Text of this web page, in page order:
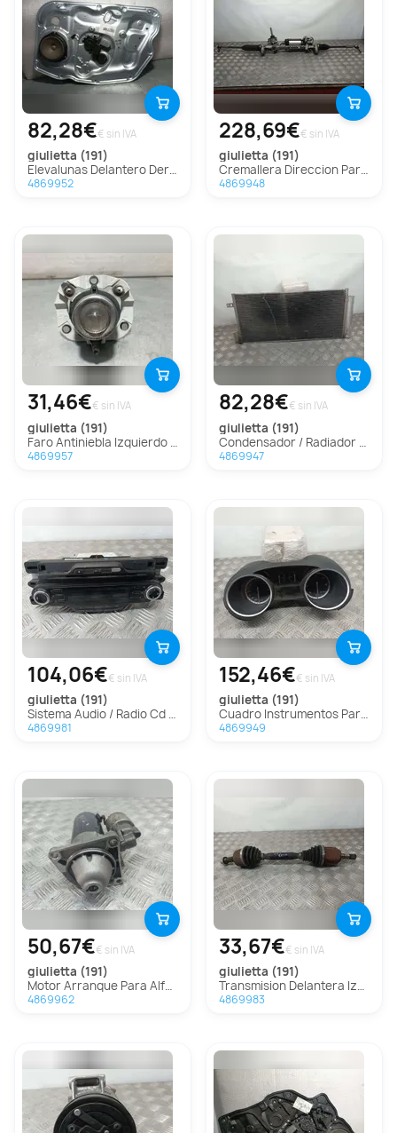
82,28€€ sin IVA
giulietta (191)
Elevalunas Delantero Derecho Para Alfa Romeo Giulietta
4869952
228,69€€ sin IVA
giulietta (191)
Cremallera Direccion Para Alfa Romeo Giulietta
4869948
31,46€€ sin IVA
giulietta (191)
Faro Antiniebla Izquierdo Para Alfa Romeo Giulietta
4869957
82,28€€ sin IVA
giulietta (191)
Condensador / Radiador Aire Acondicionado Para Alfa Romeo Giulietta
4869947
104,06€€ sin IVA
giulietta (191)
Sistema Audio / Radio Cd Para Alfa Romeo Giulietta
4869981
152,46€€ sin IVA
giulietta (191)
Cuadro Instrumentos Para Alfa Romeo Giulietta
4869949
50,67€€ sin IVA
giulietta (191)
Motor Arranque Para Alfa Romeo Giulietta
4869962
33,67€€ sin IVA
giulietta (191)
Transmision Delantera Izquierda Para Alfa Romeo Giulietta
4869983